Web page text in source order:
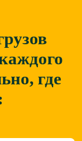
где